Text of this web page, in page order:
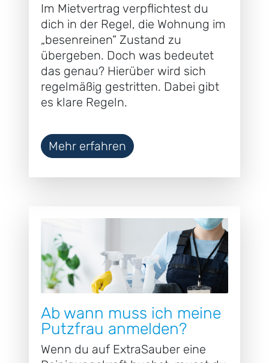
Im Mietvertrag verpflichtest du
dich in der Regel, die Wohnung im
„besenreinen“ Zustand zu
übergeben. Doch was bedeutet
das genau? Hierüber wird sich
regelmäßig gestritten. Dabei gibt
es klare Regeln.
Mehr erfahren
Ab wann muss ich meine
Putzfrau anmelden?
Wenn du auf ExtraSauber eine